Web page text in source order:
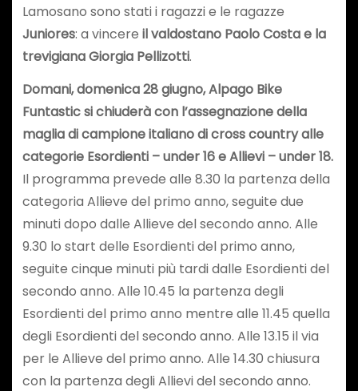
Lamosano sono stati i ragazzi e le ragazze
Juniores: a vincere il valdostano Paolo Costa e la
trevigiana Giorgia Pellizotti.
Domani, domenica 28 giugno, Alpago Bike
Funtastic si chiuderà con l’assegnazione della
maglia di campione italiano di cross country alle
categorie Esordienti – under 16 e Allievi – under 18.
Il programma prevede alle 8.30 la partenza della
categoria Allieve del primo anno, seguite due
minuti dopo dalle Allieve del secondo anno. Alle
9.30 lo start delle Esordienti del primo anno,
seguite cinque minuti più tardi dalle Esordienti del
secondo anno. Alle 10.45 la partenza degli
Esordienti del primo anno mentre alle 11.45 quella
degli Esordienti del secondo anno. Alle 13.15 il via
per le Allieve del primo anno. Alle 14.30 chiusura
con la partenza degli Allievi del secondo anno.